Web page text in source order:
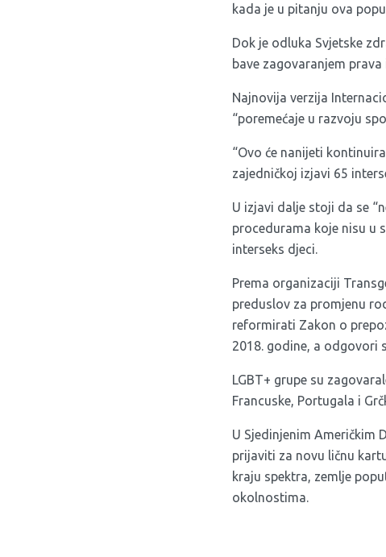
kada je u pitanju ova
Dok je odluka Svjetske
bave zagovaranjem
Najnovija verzija
“poremećaje u razvoju
“Ovo će nanijeti
zajedničkoj izjavi 65
U izjavi dalje stoji da se
procedurama koje nisu u
interseks djeci.
Prema organizaciji
preduslov za promjenu
reformirati Zakon o
2018. godine, a odgovori
LGBT+ grupe su
Francuske, Portugala i
U Sjedinjenim Američkim
prijaviti za novu ličnu
kraju spektra, zemlje
okolnostima.